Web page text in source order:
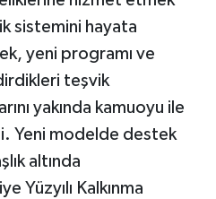
sistemini hayata
yeni programı ve
teşvik
yakında kamuoyu ile
Yeni modelde destek
altında
Yüzyılı Kalkınma